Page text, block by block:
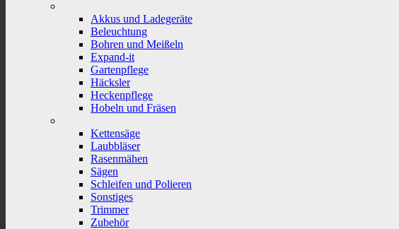
Akkus und Ladegeräte
Beleuchtung
Bohren und Meißeln
Expand-it
Gartenpflege
Häcksler
Heckenpflege
Hobeln und Fräsen
Kettensäge
Laubbläser
Rasenmähen
Sägen
Schleifen und Polieren
Sonstiges
Trimmer
Zubehör